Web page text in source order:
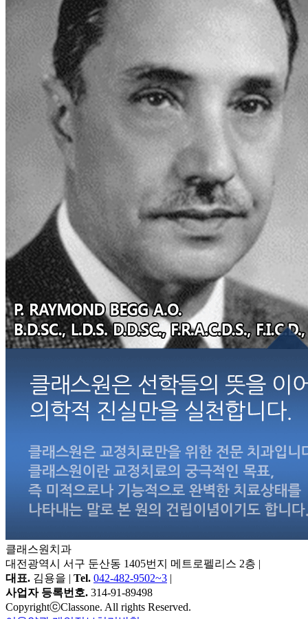
클래스원치과
대전광역시 서구 둔산동 1405번지 메트로펠리스 2층 |
대표. 김용을 | Tel. 042-482-9502~3 |
사업자 등록번호. 314-91-89498
CopyrightⓒClassone. All rights Reserved.